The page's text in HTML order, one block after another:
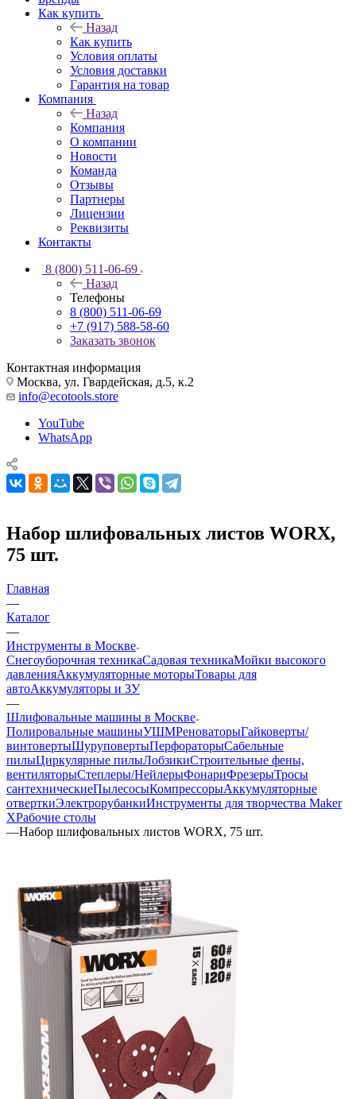
Как купить
Назад
Как купить
Условия оплаты
Условия доставки
Гарантия на товар
Компания
Назад
Компания
О компании
Новости
Команда
Отзывы
Партнеры
Лицензии
Реквизиты
Контакты
8 (800) 511-06-69
Назад
Телефоны
8 (800) 511-06-69
+7 (917) 588-58-60
Заказать звонок
Контактная информация
Москва, ул. Гвардейская, д.5, к.2
info@ecotools.store
YouTube
WhatsApp
Набор шлифовальных листов WORX,
75 шт.
Главная
—
Каталог
—
Инструменты в Москве
Снегоуборочная техникаСадовая техникаМойки высокого
давленияАккумуляторные моторыТовары для
автоАккумуляторы и ЗУ
—
Шлифовальные машины в Москве
Полировальные машиныУШМРеноваторыГайковерты/
винтовертыШуруповертыПерфораторыСабельные
пилыЦиркулярные пилыЛобзикиСтроительные фены,
вентиляторыСтеплеры/НейлерыФонариФрезерыТросы
сантехническиеПылесосыКомпрессорыАккумуляторные
отверткиЭлектрорубанкиИнструменты для творчества Maker
XРабочие столы
—Набор шлифовальных листов WORX, 75 шт.